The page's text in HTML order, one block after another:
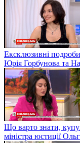
Ексклюзивні
Юрія Горбунова та
Що варто знати,
міністра юстиції